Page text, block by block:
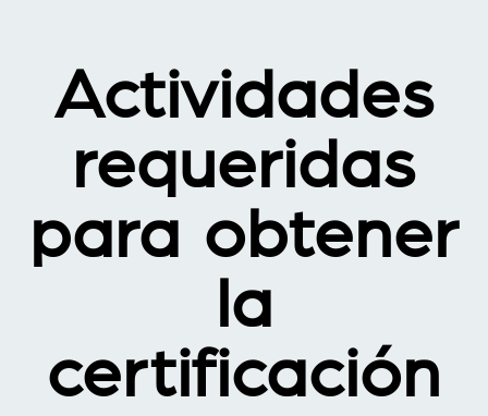
Actividades
requeridas
para obtener
la
certificación